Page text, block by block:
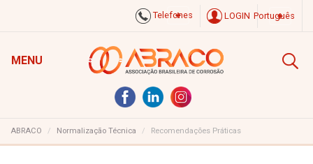
Telefones LOGIN Português
MENU
ABRACO Normalização Técnica Recomendações Práticas